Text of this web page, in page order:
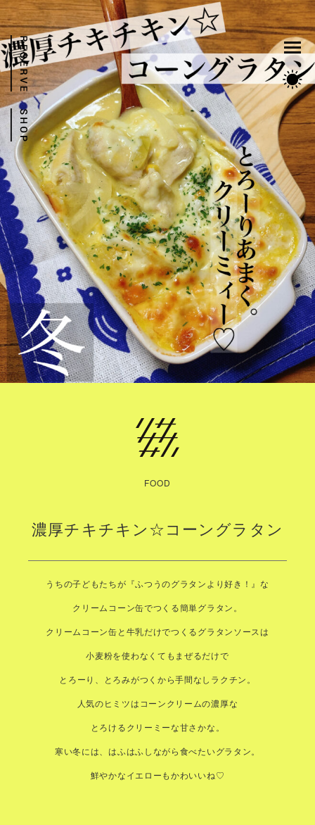
FOOD
濃厚チキチキン☆コーングラタン
うちの子どもたちが『ふつうのグラタンより好き！』な
クリームコーン缶でつくる簡単グラタン。
クリームコーン缶と牛乳だけでつくるグラタンソースは
小麦粉を使わなくてもまぜるだけで
とろーり、とろみがつくから手間なしラクチン。
人気のヒミツはコーンクリームの濃厚な
とろけるクリーミーな甘さかな。
寒い冬には、はふはふしながら食べたいグラタン。
鮮やかなイエローもかわいいね♡